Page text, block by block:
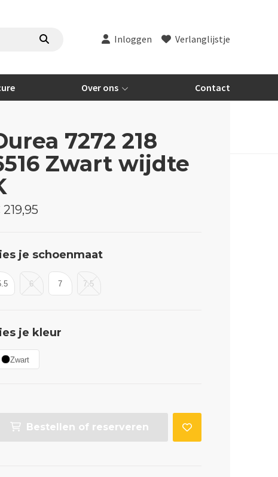
Inloggen Verlanglijstje
Over ons Contact
7272 218
Zwart wijdte
je schoenmaat
6 7 7.5
je kleur
Zwart
Bestellen of reserveren